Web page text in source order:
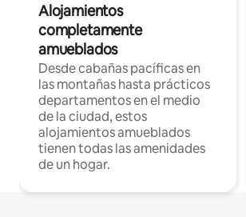
Alojamientos
completamente
amueblados
Desde cabañas pacíficas en
las montañas hasta prácticos
departamentos en el medio
de la ciudad, estos
alojamientos amueblados
tienen todas las amenidades
de un hogar.